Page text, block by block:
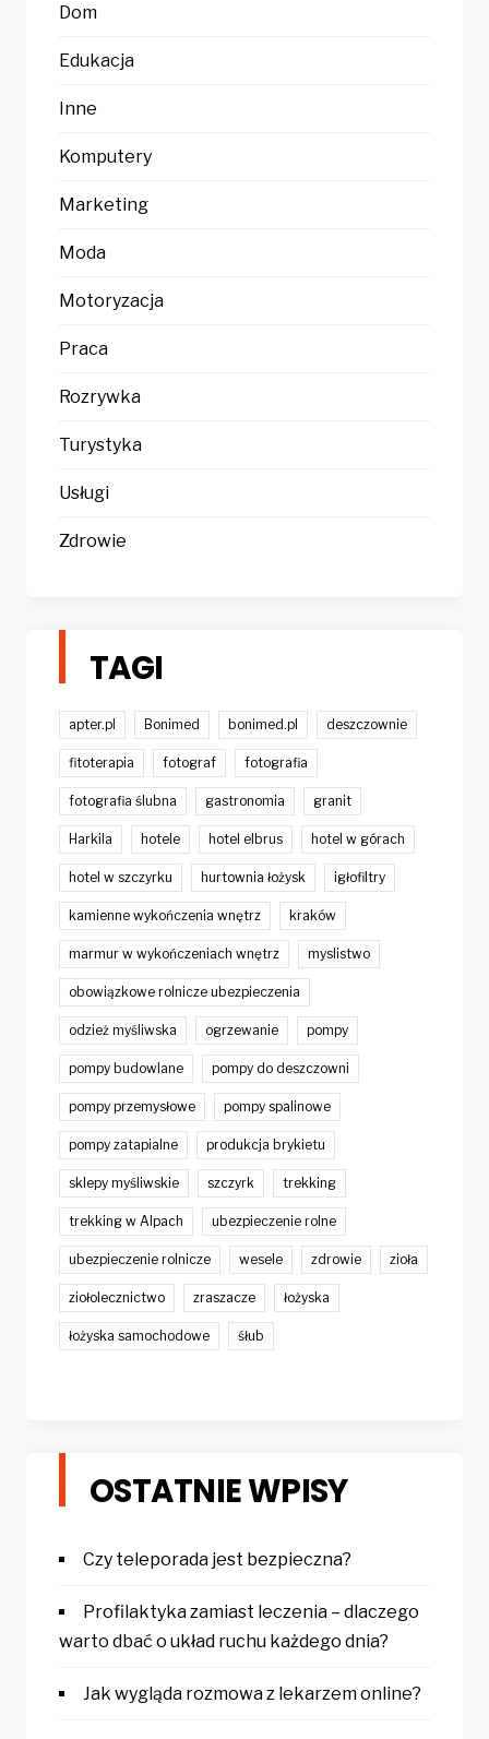
Dom
Edukacja
Inne
Komputery
Marketing
Moda
Motoryzacja
Praca
Rozrywka
Turystyka
Usługi
Zdrowie
TAGI
apter.pl Bonimed bonimed.pl deszczownie
fitoterapia fotograf fotografia
fotografia ślubna gastronomia granit
Harkila hotele hotel elbrus hotel w górach
hotel w szczyrku hurtownia łożysk igłofiltry
kamienne wykończenia wnętrz kraków
marmur w wykończeniach wnętrz myslistwo
obowiązkowe rolnicze ubezpieczenia
odzież myśliwska ogrzewanie pompy
pompy budowlane pompy do deszczowni
pompy przemysłowe pompy spalinowe
pompy zatapialne produkcja brykietu
sklepy myśliwskie szczyrk trekking
trekking w Alpach ubezpieczenie rolne
ubezpieczenie rolnicze wesele zdrowie zioła
ziołolecznictwo zraszacze łożyska
łożyska samochodowe śłub
OSTATNIE WPISY
Czy teleporada jest bezpieczna?
Profilaktyka zamiast leczenia – dlaczego
warto dbać o układ ruchu każdego dnia?
Jak wygląda rozmowa z lekarzem online?